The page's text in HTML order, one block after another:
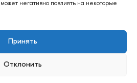
негативно повлиять на некоторые
Принять
Отклонить
Vlas Zubenko
Шпичка. Все права защищены.